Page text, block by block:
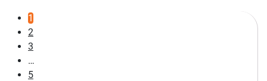
1
2
3
…
5